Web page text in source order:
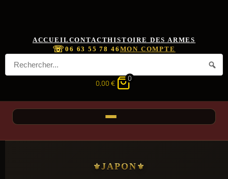
ACCUEIL CONTACTHISTOIRE DES ARMES
☏06 63 55 78 46 MON COMPTE
0,00 €
0
JAPON